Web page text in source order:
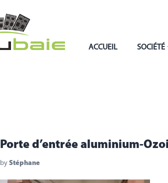
ACCUEIL SOCIÉTÉ
Porte d’entrée aluminium-
by Stéphane